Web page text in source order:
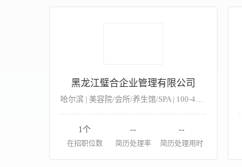
黑龙江璧合企业管理有限公司
哈尔滨 | 美容院/会所/养生馆/SPA | 100-499人
1个
在招职位数
--
简历处理率
--
简历处理用时